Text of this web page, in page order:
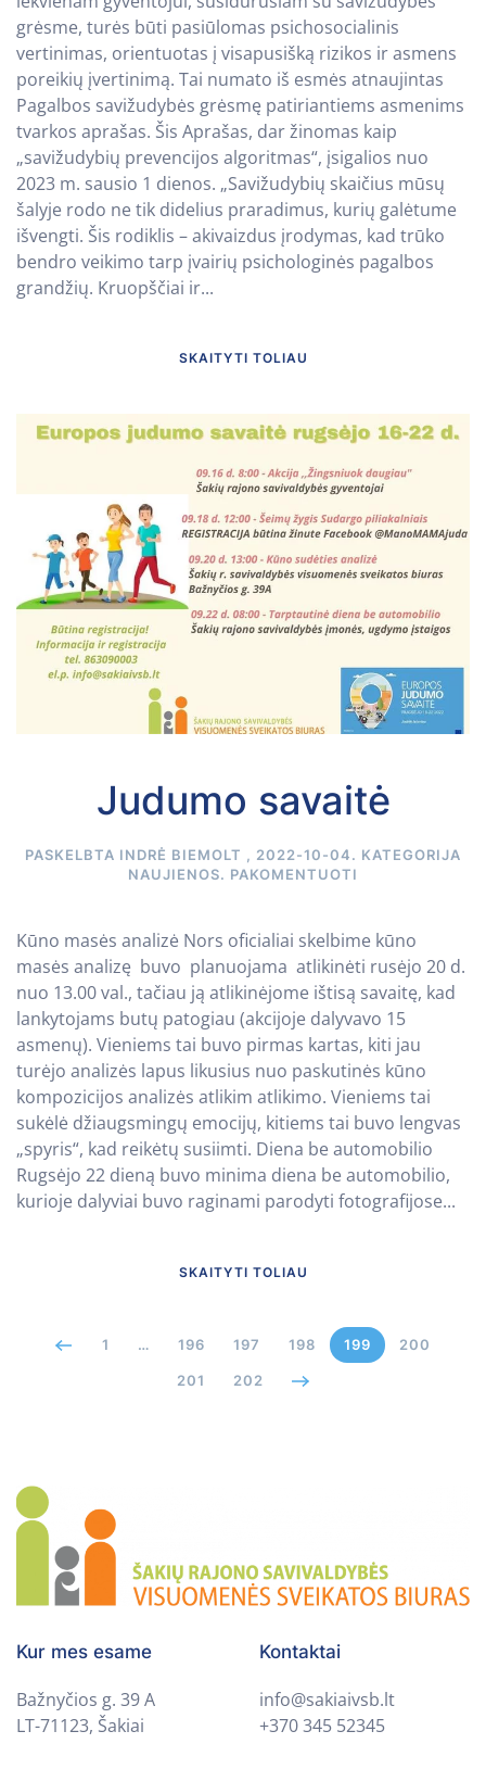
grėsme, turės būti pasiūlomas psichosocialinis
vertinimas, orientuotas į visapusišką rizikos ir asmens
poreikių įvertinimą. Tai numato iš esmės atnaujintas
Pagalbos savižudybės grėsmę patiriantiems asmenims
tvarkos aprašas. Šis Aprašas, dar žinomas kaip
„savižudybių prevencijos algoritmas“, įsigalios nuo
2023 m. sausio 1 dienos. „Savižudybių skaičius mūsų
šalyje rodo ne tik didelius praradimus, kurių galėtume
išvengti. Šis rodiklis – akivaizdus įrodymas, kad trūko
bendro veikimo tarp įvairių psichologinės pagalbos
grandžių. Kruopščiai ir...
SKAITYTI TOLIAU
Judumo savaitė
PASKELBTA INDRĖ BIEMOLT , 2022-10-04. KATEGORIJA
NAUJIENOS. PAKOMENTUOTI
Kūno masės analizė Nors oficialiai skelbime kūno
masės analizę buvo planuojama atlikinėti rusėjo 20 d.
nuo 13.00 val., tačiau ją atlikinėjome ištisą savaitę, kad
lankytojams butų patogiau (akcijoje dalyvavo 15
asmenų). Vieniems tai buvo pirmas kartas, kiti jau
turėjo analizės lapus likusius nuo paskutinės kūno
kompozicijos analizės atlikim atlikimo. Vieniems tai
sukėlė džiaugsmingų emocijų, kitiems tai buvo lengvas
„spyris“, kad reikėtų susiimti. Diena be automobilio
Rugsėjo 22 dieną buvo minima diena be automobilio,
kurioje dalyviai buvo raginami parodyti fotografijose...
SKAITYTI TOLIAU
1 … 196 197 198 199 200
201 202
Kur mes esame
Bažnyčios g. 39 A
LT-71123, Šakiai
Kontaktai
info@sakiaivsb.lt
+370 345 52345